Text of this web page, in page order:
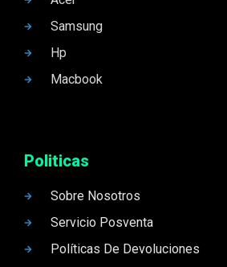
Samsung
Hp
Macbook
Politicas
Sobre Nosotros
Servicio Posventa
Políticas De Devoluciones